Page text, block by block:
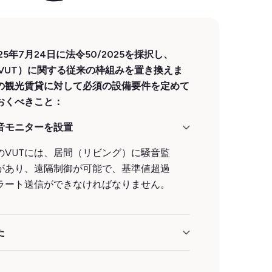
年7月24日に法令50/2025を採択し、
）に関する従来の枠組みを置き換えま
観光賃貸に対して必須の設備要件を定めて
べきこと：
モニターを設置
VUTには、居間（リビング）に騒音監
あり、遠隔制御が可能で、基準値超過
ト送信ができなければなりません。